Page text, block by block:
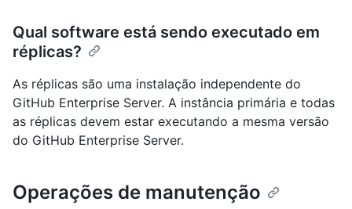
Qual software está sendo executado em
réplicas?
As réplicas são uma instalação independente do
GitHub Enterprise Server. A instância primária e todas
as réplicas devem estar executando a mesma versão
do GitHub Enterprise Server.
Operações de manutenção